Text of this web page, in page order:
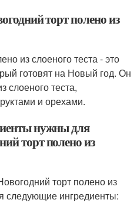
торт полено из
из слоеного теста - это
готовят на Новый год. Он
слоеного теста,
и орехами.
нужны для
торт полено из
торт полено из
следующие ингредиенты: